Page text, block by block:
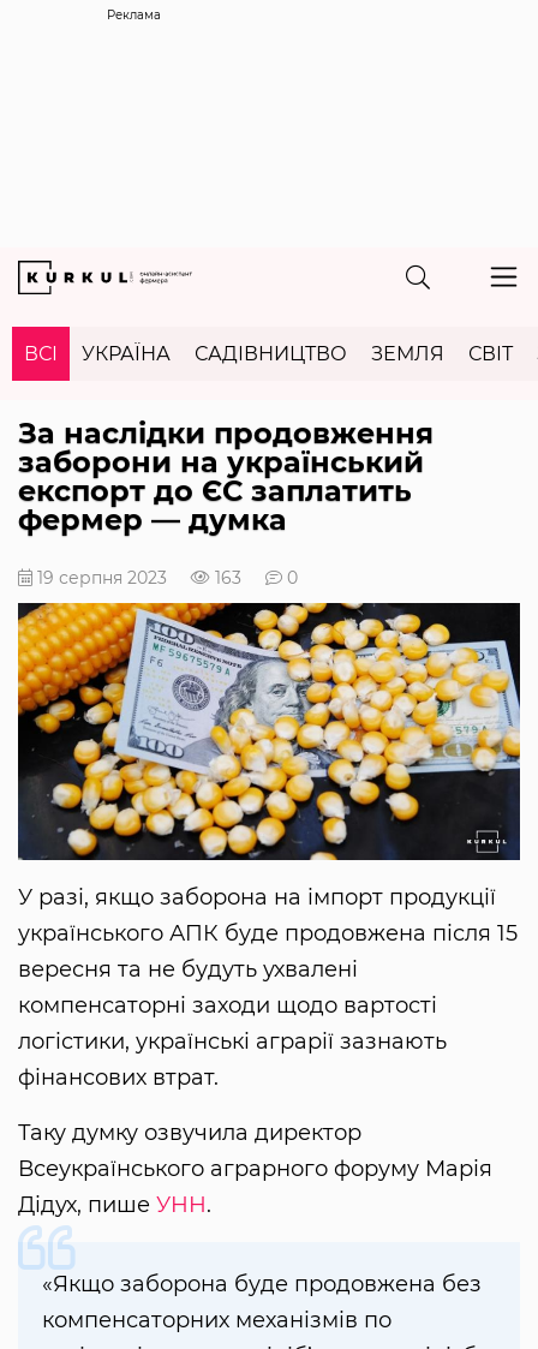
Реклама
ВСІ УКРАЇНА САДІВНИЦТВО ЗЕМЛЯ СВІТ
За наслідки продовження
заборони на український
експорт до ЄС заплатить
фермер — думка
19 серпня 2023 163 0
У разі, якщо заборона на імпорт продукції
українського АПК буде продовжена після 15
вересня та не будуть ухвалені
компенсаторні заходи щодо вартості
логістики, українські аграрії зазнають
фінансових втрат.
Таку думку озвучила директор
Всеукраїнського аграрного форуму Марія
Дідух, пише УНН.
«Якщо заборона буде продовжена без
компенсаторних механізмів по